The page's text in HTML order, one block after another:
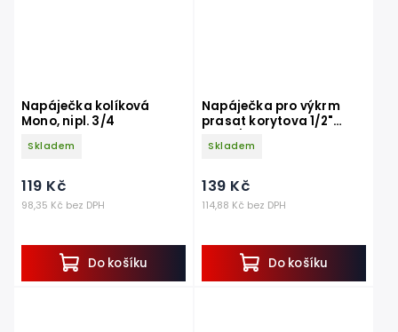
Napáječka kolíková
Mono, nipl. 3/4
Skladem
98,35 Kč bez DPH
119 Kč
Do košíku
Napáječka pro výkrm
prasat korytova 1/2"
Skladem
114,88 Kč bez DPH
139 Kč
Do košíku